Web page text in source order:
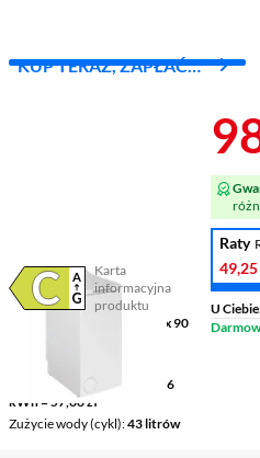
KUP TERAZ, ZAPŁAĆ
Karta
informacyjna
produktu
Plik w formacie pdf
(otworzy się w nowym oknie)
60 x 40 x 90
Pojemność
Zużycie prądu (100 cykli)
56
kWh = 57,68 zł
Zużycie wody (cykl) 43 litrów
Raty
49,25
U